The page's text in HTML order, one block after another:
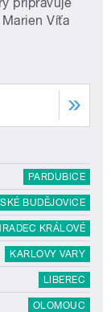
Víťa
PARDUBICE
BUDĚJOVICE
KRÁLOVÉ
KARLOVY VARY
LIBEREC
OLOMOUC